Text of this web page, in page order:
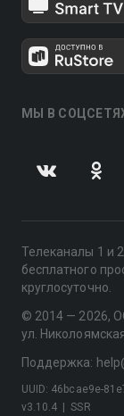
МЫ В
Телеканалы 1 и
бесплатного
круглосуточно.
© 2014 — 2026,
ул.
Поддержка:
v3.10.4 SSR
UUID: 46bcae9e-